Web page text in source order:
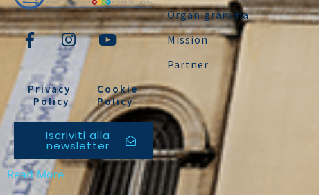
Privacy
Policy
Cookie
Policy
Iscriviti alla
newsletter
Organigramma
Mission
Partner
Read More